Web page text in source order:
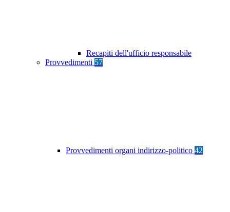
Recapiti dell'ufficio responsabile
Provvedimenti 57
Provvedimenti organi indirizzo-politico 42